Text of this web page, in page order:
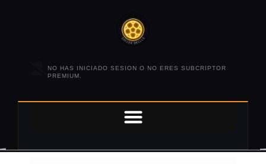
NO HAS INICIADO SESION O NO ERES SUBCRIPTOR
PREMIUM.